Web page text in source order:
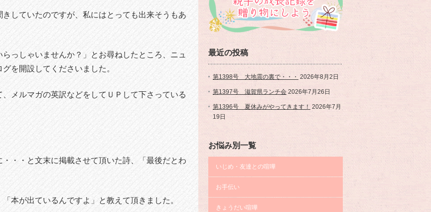
していたのですが、私にはとっても出来そうもあ
っしゃいませんか？」とお尋ねしたところ、ニュ
を開設してくださいました。
メルマガの英訳などをしてＵＰして下さっている
・・と文末に掲載させて頂いた詩、「最後だとわ
本が出ているんですよ」と教えて頂きました。
最近の投稿
第1398号 大地震の裏で・・・ 2026年8月2日
第1397号 滋賀県ランチ会 2026年7月26日
第1396号 夏休みがやってきます！ 2026年7月
19日
お悩み別一覧
いじめ・友達との喧嘩
お手伝い
きょうだい喧嘩